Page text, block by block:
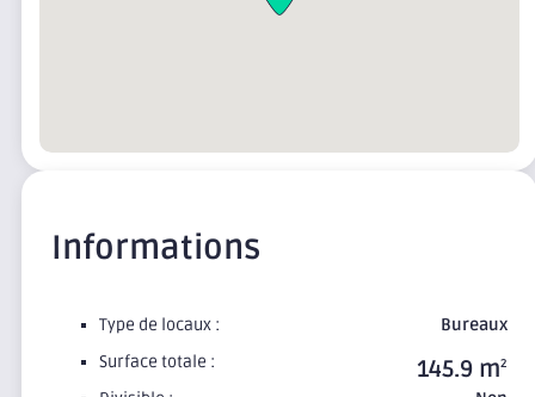
Informations
Type de locaux :
Bureaux
Surface totale :
145.9 m2